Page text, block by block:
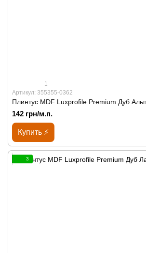
1
Артикул: 355355-0362
Плинтус MDF Luxprofile Premium Дуб
142 грн/м.п.
Купить ⚡
3